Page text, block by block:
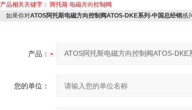
产品相关关键字： 阿托斯 电磁方向控制阀
如果你对ATOS阿托斯电磁方向控制阀ATOS-DKE系列-中国总经销感
产品：
您的单位：